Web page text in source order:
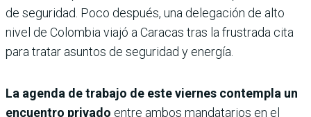
de seguridad. Poco después, una delegación de alto
nivel de Colombia viajó a Caracas tras la frustrada cita
para tratar asuntos de seguridad y energía.
La agenda de trabajo de este viernes contempla un
encuentro privado entre ambos mandatarios en el